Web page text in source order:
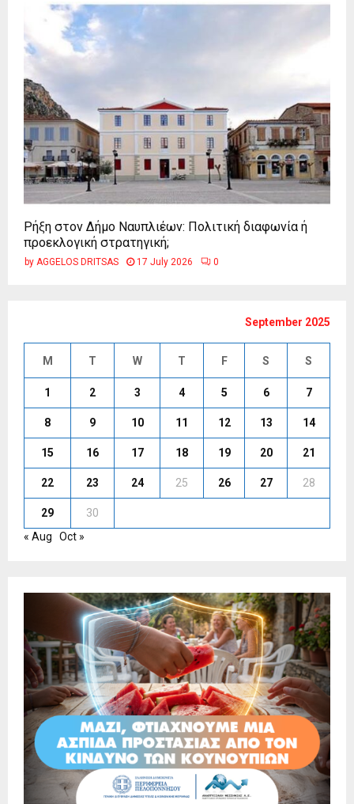
Ρήξη στον Δήμο Ναυπλιέων: Πολιτική διαφωνία ή
προεκλογική στρατηγική;
by AGGELOS DRITSAS 17 July 2026 0
September 2025
M T W T F S S
1 2 3 4 5 6 7
8 9 10 11 12 13 14
15 16 17 18 19 20 21
22 23 24 25 26 27 28
29
30
« Aug
Oct »